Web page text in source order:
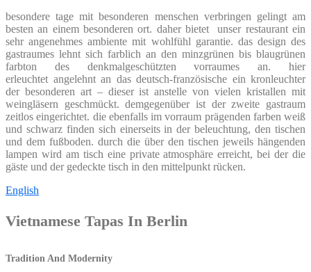
besondere tage mit besonderen menschen verbringen gelingt am
besten an einem besonderen ort. daher bietet unser restaurant ein
sehr angenehmes ambiente mit wohlfühl garantie. das design des
gastraumes lehnt sich farblich an den minzgrünen bis blaugrünen
farbton des denkmalgeschützten vorraumes an. hier
erleuchtet angelehnt an das deutsch-französische ein kronleuchter
der besonderen art – dieser ist anstelle von vielen kristallen mit
weingläsern geschmückt. demgegenüber ist der zweite gastraum
zeitlos eingerichtet. die ebenfalls im vorraum prägenden farben weiß
und schwarz finden sich einerseits in der beleuchtung, den tischen
und dem fußboden. durch die über den tischen jeweils hängenden
lampen wird am tisch eine private atmosphäre erreicht, bei der die
gäste und der gedeckte tisch in den mittelpunkt rücken.
English
Vietnamese Tapas In Berlin
Tradition And Modernity